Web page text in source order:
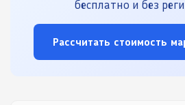
бесплатно и без
Рассчитать стоимость